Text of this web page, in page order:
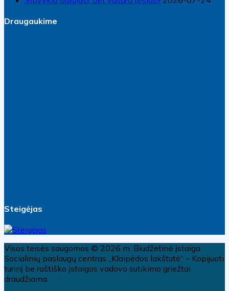
Draugaukime
Steigėjas
Visos teisės saugomos © 2026 m. Biudžetinė įstaiga
Socialinių paslaugų centras „Klaipėdos lakštutė“ – Kopijuoti
turinį be raštiško įstaigos vadovo sutikimo griežtai
draudžiama.